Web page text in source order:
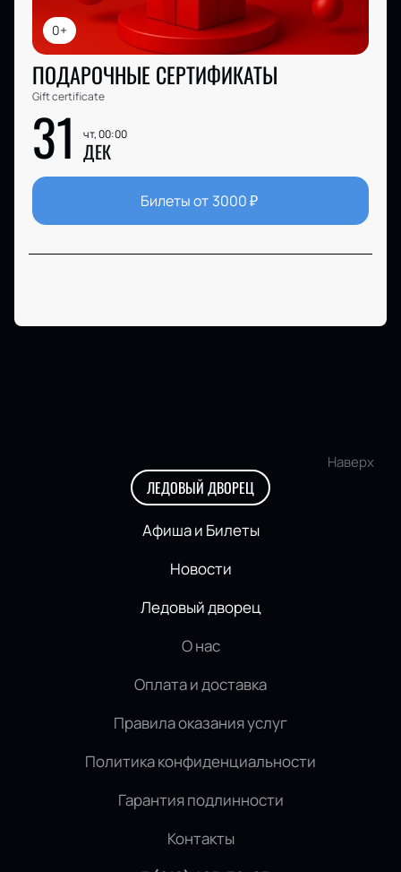
0+
ПОДАРОЧНЫЕ СЕРТИФИКАТЫ
Gift certificate
31 чт, 00:00
ДЕК
Билеты от 3000₽
Наверх
ЛЕДОВЫЙ ДВОРЕЦ
Афиша и Билеты
Новости
Ледовый дворец
О нас
Оплата и доставка
Правила оказания услуг
Политика конфиденциальности
Гарантия подлинности
Контакты